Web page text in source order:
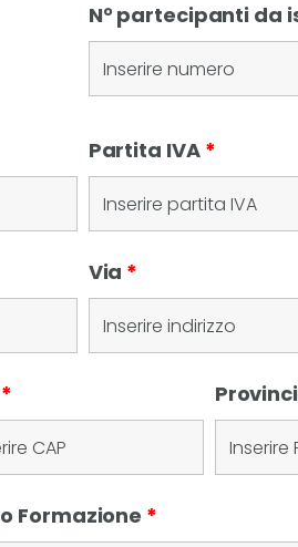
N° partecipanti da
Partita IVA *
Via *
*
Formazione *